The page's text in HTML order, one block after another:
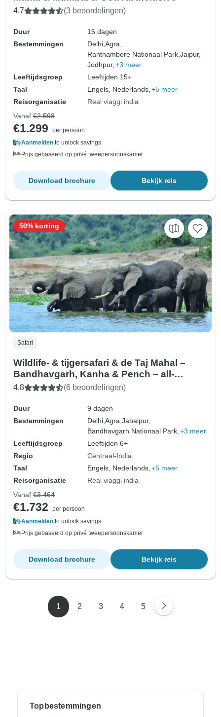
4,7 (3 beoordelingen)
Duur
16 dagen
Bestemmingen
Delhi,Agra,
Ranthambore Nationaal Park,Jaipur,
Jodhpur, +3 meer
Leeftijdsgroep
Leeftijden 15+
Taal
Engels, Nederlands, +5 meer
Reisorganisatie
Real viaggi india
Vanaf €2.598
€1.299
per persoon
Aanmelden to unlock savings
Prijs gebaseerd op privé tweepersoonskamer
Bekijk reis
Download brochure
Safari
Wildlife- & tijgersafari & de Taj Mahal –
Bandhavgarh, Kanha & Pench – all-
inclusive
4,8 (6 beoordelingen)
Duur
9 dagen
Bestemmingen
Delhi,Agra,Jabalpur,
Bandhavgarh Nationaal Park, +3 meer
Leeftijdsgroep
Leeftijden 6+
Regio
Centraal-India
Taal
Engels, Nederlands, +5 meer
Reisorganisatie
Real viaggi india
50% korting
Vanaf €3.464
€1.732
per persoon
Aanmelden to unlock savings
Prijs gebaseerd op privé tweepersoonskamer
Bekijk reis
Download brochure
1 2 3 4 5
Topbestemmingen